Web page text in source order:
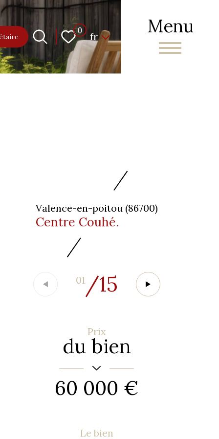
Menu
0 Langue
fr
Valence-en-poitou (86700)
Centre Couhé.
01/15
Prix
du bien
60 000 €
Le bien